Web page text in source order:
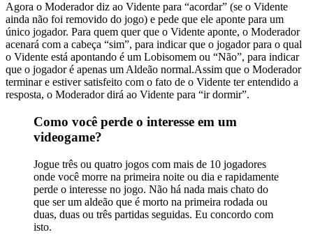
Agora o Moderador diz ao Vidente para “acordar” (se o Vidente
ainda não foi removido do jogo) e pede que ele aponte para um
único jogador. Para quem quer que o Vidente aponte, o Moderador
acenará com a cabeça “sim”, para indicar que o jogador para o qual
o Vidente está apontando é um Lobisomem ou “Não”, para indicar
que o jogador é apenas um Aldeão normal.Assim que o Moderador
terminar e estiver satisfeito com o fato de o Vidente ter entendido a
resposta, o Moderador dirá ao Vidente para “ir dormir”.
Como você perde o interesse em um
videogame?
Jogue três ou quatro jogos com mais de 10 jogadores
onde você morre na primeira noite ou dia e rapidamente
perde o interesse no jogo. Não há nada mais chato do
que ser um aldeão que é morto na primeira rodada ou
duas, duas ou três partidas seguidas. Eu concordo com
isto.